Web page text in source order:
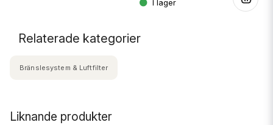
Liknande produkter
Relaterade kategorier
Bränslesystem & Luftfilter